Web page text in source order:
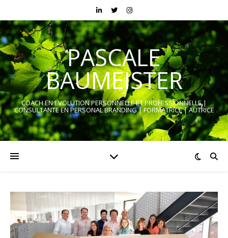
PASCALE
BAUMEISTER
COACH EN EVOLUTION PERSONNELLE ET PROFESSIONNELLE |
CONSULTANTE EN PERSONAL BRANDING | FORMATRICE | AUTRICE